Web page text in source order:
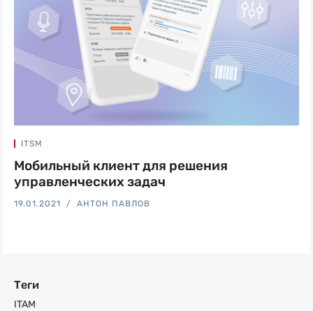
ITSM
Мобильный клиент для решения
управленческих задач
19.01.2021 АНТОН ПАВЛОВ
Теги
ITAM